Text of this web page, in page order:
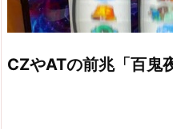
CZやATの前兆「百鬼